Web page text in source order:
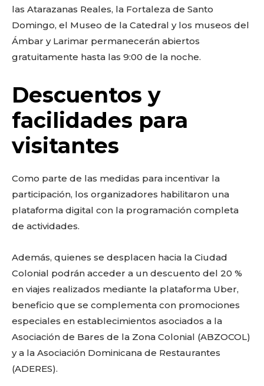
Don't miss
las Atarazanas Reales, la Fortaleza de Santo
Domingo, el Museo de la Catedral y los museos del
Ámbar y Larimar permanecerán abiertos
gratuitamente hasta las 9:00 de la noche.
Descuentos y
facilidades para
visitantes
Como parte de las medidas para incentivar la
participación, los organizadores habilitaron una
plataforma digital con la programación completa
de actividades.
Además, quienes se desplacen hacia la Ciudad
Colonial podrán acceder a un descuento del 20 %
en viajes realizados mediante la plataforma Uber,
beneficio que se complementa con promociones
especiales en establecimientos asociados a la
Asociación de Bares de la Zona Colonial (ABZOCOL)
y a la Asociación Dominicana de Restaurantes
(ADERES).